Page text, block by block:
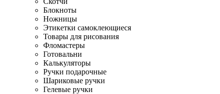
Блокноты
Ножницы
Этикетки самоклеющиеся
Товары для рисования
Фломастеры
Готовальни
Калькуляторы
Ручки подарочные
Шариковые ручки
Гелевые ручки